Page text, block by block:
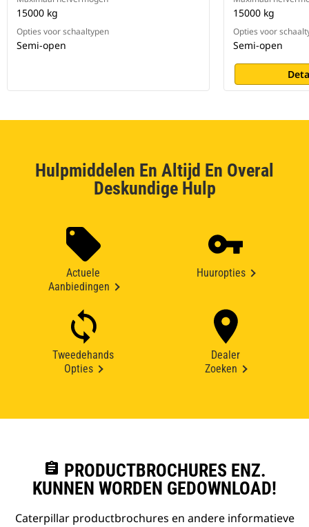
15000 kg
Opties voor schaaltypen
Semi-open
15000 kg
Opties voor
Semi-open
Hulpmiddelen En Altijd En Overal
Deskundige Hulp
Actuele
Aanbiedingen
Huuropties
Tweedehands
Opties
Dealer
Zoeken
assignment PRODUCTBROCHURES ENZ.
KUNNEN WORDEN GEDOWNLOAD!
Caterpillar productbrochures en andere informatieve